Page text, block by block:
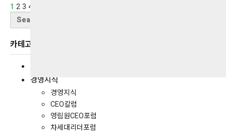
1 23 4
Search
for:
카테고리
경영지식
경영지식
CEO칼럼
영림원CEO포럼
차세대리더포럼